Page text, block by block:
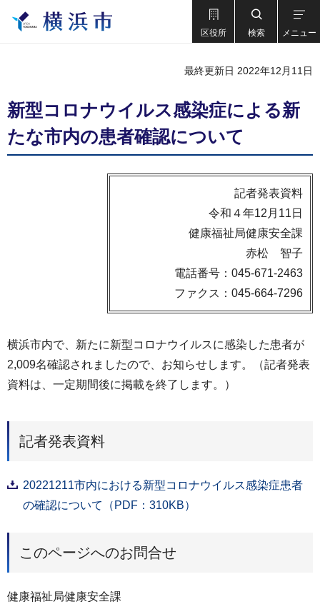
区役所 検索 メニュー
最終更新日 2022年12月11日
新型コロナウイルス感染症による新
たな市内の患者確認について
記者発表資料
令和４年12月11日
健康福祉局健康安全課
赤松 智子
電話番号：045-671-2463
ファクス：045-664-7296
横浜市内で、新たに新型コロナウイルスに感染した患者が
2,009名確認されましたので、お知らせします。（記者発表
資料は、一定期間後に掲載を終了します。）
記者発表資料
20221211市内における新型コロナウイルス感染症患者
の確認について（PDF：310KB）
このページへのお問合せ
健康福祉局健康安全課